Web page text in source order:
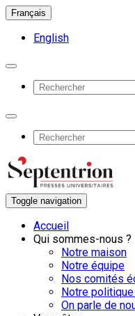
Français
English
Toggle navigation
Accueil
Qui sommes-nous ?
Notre maison
Notre équipe
Nos comités
Notre
On parle de